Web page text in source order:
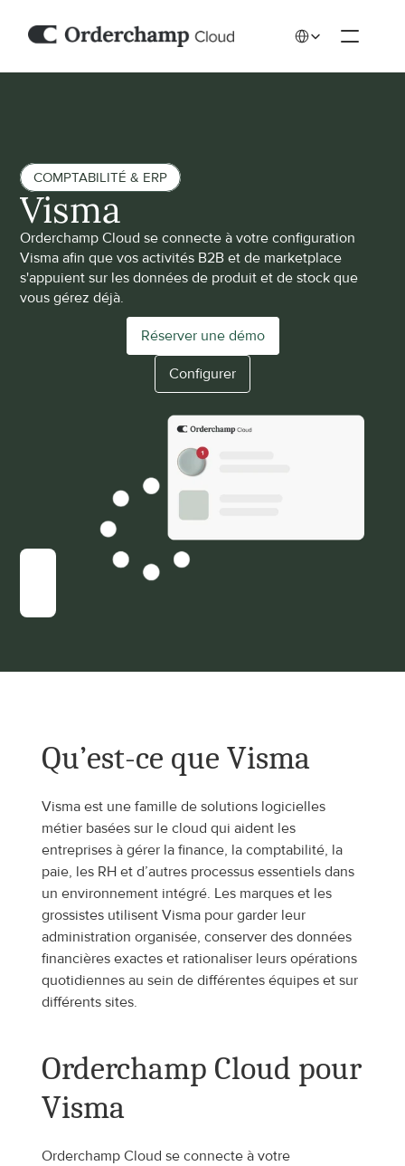
COMPTABILITÉ & ERP
Visma
Orderchamp Cloud se connecte à votre configuration
Visma afin que vos activités B2B et de marketplace
s'appuient sur les données de produit et de stock que
vous gérez déjà.
Réserver une démo
Configurer
Qu’est-ce que Visma
Visma est une famille de solutions logicielles
métier basées sur le cloud qui aident les
entreprises à gérer la finance, la comptabilité, la
paie, les RH et d’autres processus essentiels dans
un environnement intégré. Les marques et les
grossistes utilisent Visma pour garder leur
administration organisée, conserver des données
financières exactes et rationaliser leurs opérations
quotidiennes au sein de différentes équipes et sur
différents sites.
Orderchamp Cloud pour
Visma
Orderchamp Cloud se connecte à votre